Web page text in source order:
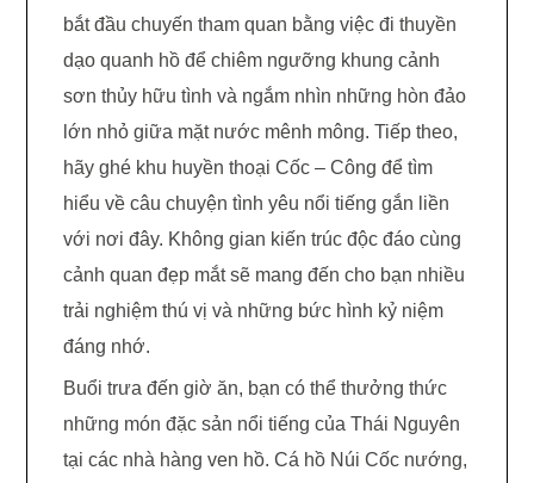
bắt đầu chuyến tham quan bằng việc đi thuyền
dạo quanh hồ để chiêm ngưỡng khung cảnh
sơn thủy hữu tình và ngắm nhìn những hòn đảo
lớn nhỏ giữa mặt nước mênh mông. Tiếp theo,
hãy ghé khu huyền thoại Cốc – Công để tìm
hiểu về câu chuyện tình yêu nổi tiếng gắn liền
với nơi đây. Không gian kiến trúc độc đáo cùng
cảnh quan đẹp mắt sẽ mang đến cho bạn nhiều
trải nghiệm thú vị và những bức hình kỷ niệm
đáng nhớ.
Buổi trưa đến giờ ăn, bạn có thể thưởng thức
những món đặc sản nổi tiếng của Thái Nguyên
tại các nhà hàng ven hồ. Cá hồ Núi Cốc nướng,